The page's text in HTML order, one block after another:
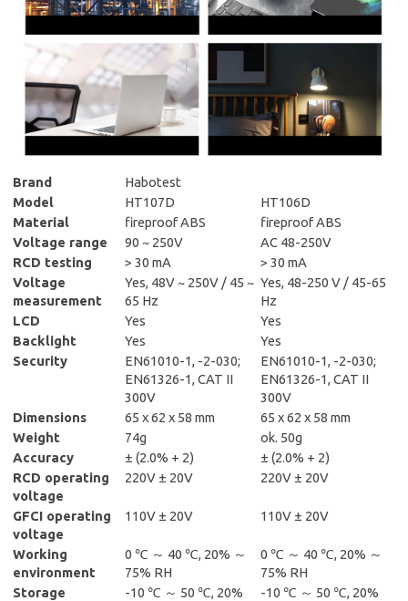
Brand
Habotest
Model
HT107D
HT106D
Material
fireproof ABS fireproofABS
Voltage range
90 ~ 250V
AC 48-250V
RCD testing
> 30 mA
> 30 mA
Voltage
measurement
Yes, 48V ~ 250V / 45 ~
65 Hz
Yes, 48-250 V / 45-65
Hz
LCD
Yes
Yes
Backlight
Yes
Yes
Security
EN61010-1, -2-030;
EN61326-1, CAT II
300V
EN61010-1, -2-030;
EN61326-1, CAT II
300V
Dimensions
65 x 62 x 58 mm
65 x 62 x 58 mm
Weight
74g
ok. 50g
Accuracy
± (2.0% + 2)
± (2.0% + 2)
RCD operating
voltage
220V ± 20V 220V ± 20V
GFCI operating
voltage
110V ± 20V 110V ± 20V
Working
environment
0 ℃ ～ 40 ℃, 20% ～
75% RH
0 ℃ ～ 40 ℃, 20% ～
75% RH
Storage
-10 ℃ ～ 50 ℃, 20%
-10 ℃ ～ 50 ℃, 20%